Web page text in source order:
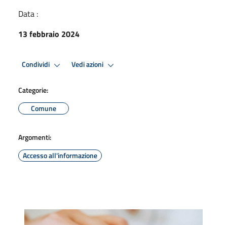
Data :
13 febbraio 2024
Condividi Vedi azioni
Categorie:
Comune
Argomenti:
Accesso all'informazione